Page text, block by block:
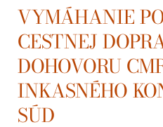
VYMÁHANIE
CESTNEJ
DOHOVORU
INKASNÉHO
SÚD